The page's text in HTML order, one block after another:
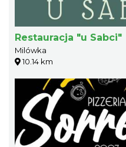
Restauracja "u Sabci"
Milówka
10.14 km